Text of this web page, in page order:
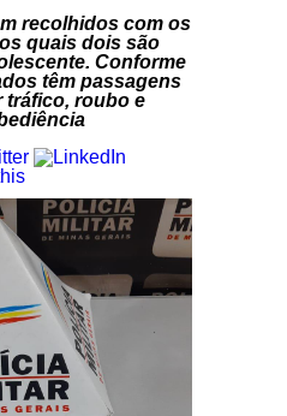
recolhidos com os
quais dois são
Conforme
têm passagens
tráfico, roubo e